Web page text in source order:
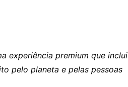
experiência premium que inclui
pelo planeta e pelas pessoas